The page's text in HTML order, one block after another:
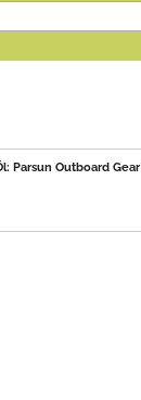
Parsun Outboard